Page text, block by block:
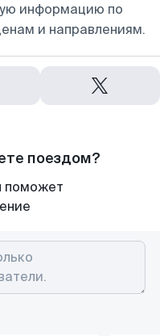
информацию по
и направлениям.
поездом?
поможет